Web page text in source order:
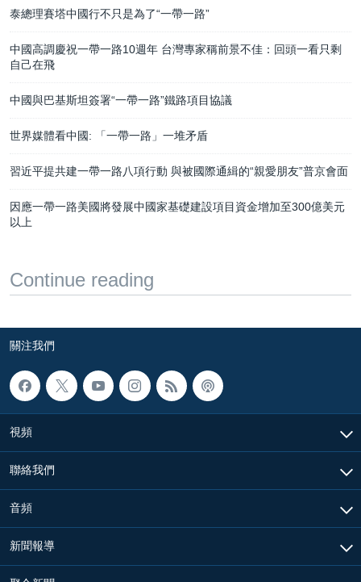
泰總理賽塔中國行不只是為了“一帶一路”
中國高調慶祝一帶一路10週年 台灣專家稱前景不佳：回頭一看只剩
自己在飛
中國與巴基斯坦簽署“一帶一路”鐵路項目協議
世界媒體看中國: 「一帶一路」一堆矛盾
習近平提共建一帶一路八項行動 與被國際通緝的“親愛朋友”普京會面
因應一帶一路美國將發展中國家基礎建設項目資金增加至300億美元
以上
Continue reading
關注我們
視頻
聯絡我們
音頻
新聞報導